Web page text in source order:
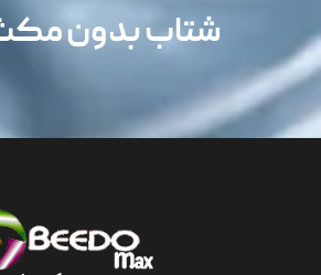
شتاب بدون